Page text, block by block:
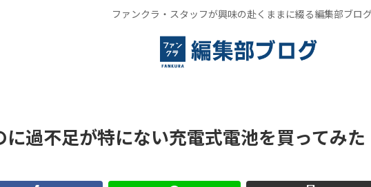
ファンクラ・スタッフが興味の赴くままに綴る編集部ブロ
過不足が特にない充電式電池を買ってみた